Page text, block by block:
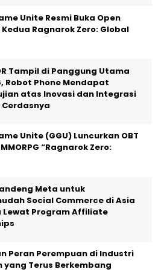
Unite Resmi Buka Open
Ragnarok Zero: Global
Tampil di Panggung Utama
Robot Phone Mendapat
atas Inovasi dan Integrasi
Unite (GGU) Luncurkan OBT
“Ragnarok Zero:
Meta untuk
Social Commerce di Asia
Lewat Program Affiliate
Peran Perempuan di Industri
yang Terus Berkembang